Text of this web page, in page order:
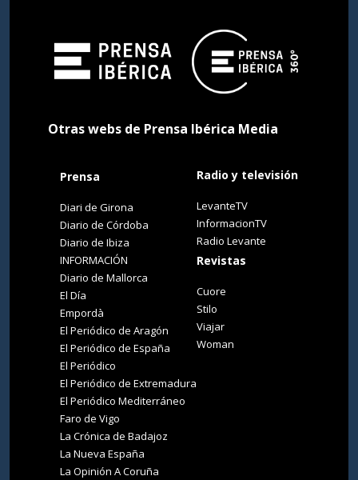
Otras webs de Prensa Ibérica Media
Prensa
Diari de Girona
Diario de Córdoba
Diario de Ibiza
INFORMACIÓN
Diario de Mallorca
El Día
Empordà
El Periódico de Aragón
El Periódico de España
El Periódico
El Periódico de Extremadura
El Periódico Mediterráneo
Faro de Vigo
La Crónica de Badajoz
La Nueva España
La Opinión A Coruña
Radio y televisión
LevanteTV
InformacionTV
Radio Levante
Revistas
Cuore
Stilo
Viajar
Woman